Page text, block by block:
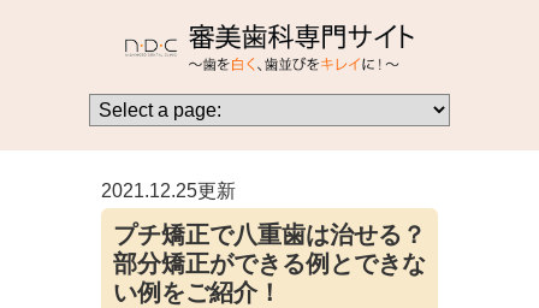
2021.12.25更新
プチ矯正で八重歯は治せる？
部分矯正ができる例とできな
い例をご紹介！